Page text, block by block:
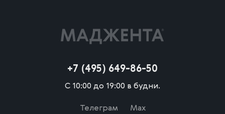
+7 (495) 649-86-50
С 10:00 до 19:00 в будни.
Телеграм
Max